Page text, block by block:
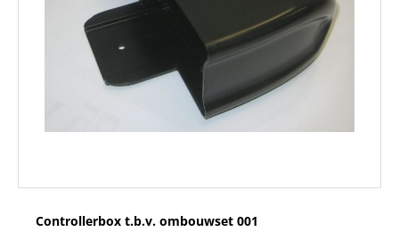
Controllerbox t.b.v. ombouwset 001